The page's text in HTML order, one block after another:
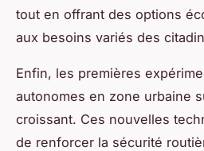
tout en offrant des options
aux besoins variés des
Enfin, les premières
autonomes en zone urbaine
croissant. Ces nouvelles
de renforcer la sécurité